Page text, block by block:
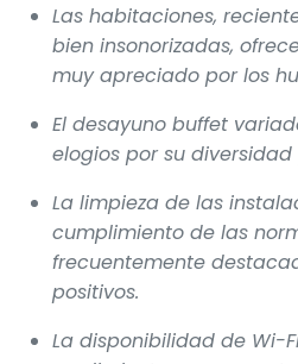
Las habitaciones,
bien insonorizadas,
muy apreciado por los
El desayuno buffet
elogios por su diversidad
La limpieza de las
cumplimiento de las
frecuentemente
positivos.
La disponibilidad de Wi-